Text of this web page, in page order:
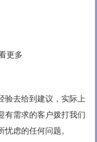
更多
验去给到建议，实际上
有需求的客户拨打我们
虑的任何问题。